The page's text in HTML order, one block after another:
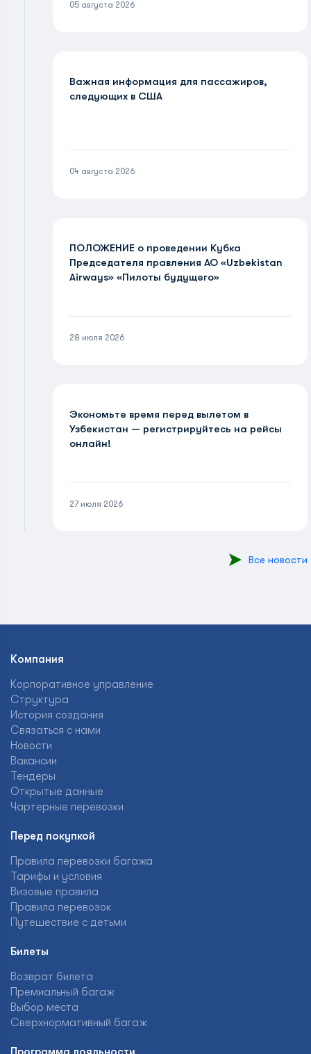
05 августа 2026
Важная информация для пассажиров,
следующих в США
04 августа 2026
ПОЛОЖЕНИЕ о проведении Кубка
Председателя правления АО «Uzbekistan
Airways» «Пилоты будущего»
28 июля 2026
Экономьте время перед вылетом в
Узбекистан — регистрируйтесь на рейсы
онлайн!
27 июля 2026
Все новости
Компания
Корпоративное управление
Структура
История создания
Связаться с нами
Новости
Вакансии
Тендеры
Открытые данные
Чартерные перевозки
Перед покупкой
Правила перевозки багажа
Тарифы и условия
Визовые правила
Правила перевозок
Путешествие с детьми
Билеты
Возврат билета
Премиальный багаж
Выбор места
Сверхнормативный багаж